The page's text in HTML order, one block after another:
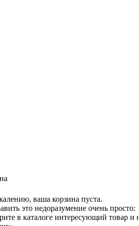
ваша корзина пуста.
это недоразумение очень просто:
в каталоге интересующий товар